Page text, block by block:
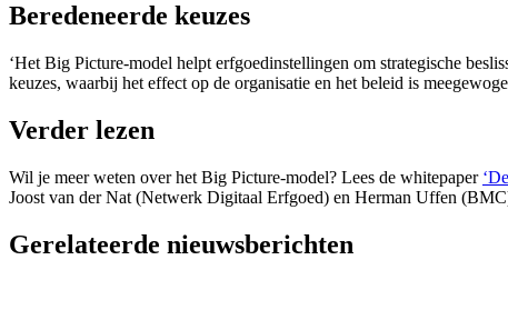
Beredeneerde keuzes
‘Het Big Picture-model helpt erfgoedinstellingen om strategische
keuzes, waarbij het effect op de organisatie en het beleid is
Verder lezen
Wil je meer weten over het Big Picture-model? Lees de whitepaper
Joost van der Nat (Netwerk Digitaal Erfgoed) en Herman Uffen
Gerelateerde nieuwsberichten